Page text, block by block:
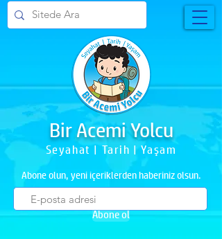
Bir Acemi Yolcu
Seyahat | Tarih | Yaşam
Abone olun, yeni içeriklerden haberiniz olsun.
Abone ol